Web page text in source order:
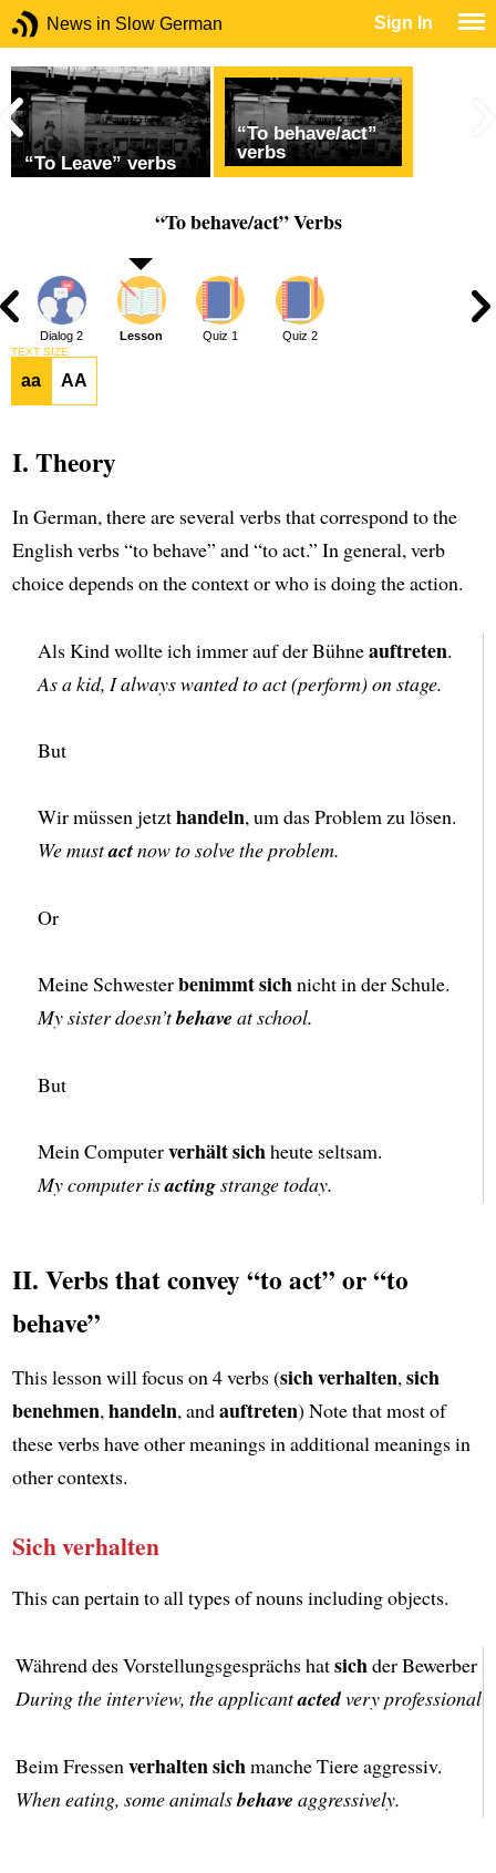
News in Slow German Sign In
“To Leave” verbs
“To behave/act”
verbs
“To behave/act” Verbs
Dialog 2 Lesson Quiz 1 Quiz 2
TEXT SIZE
aa AA
I. Theory
In German, there are several verbs that correspond to the
English verbs “to behave” and “to act.” In general, verb
choice depends on the context or who is doing the action.
Als Kind wollte ich immer auf der Bühneauftreten.
As a kid, I always wanted to act (perform) on stage.
But
Wir müssen jetzthandeln, um das Problem zu lösen.
We mustactnow to solve the problem.
Or
Meine Schwesterbenimmt sichnicht in der Schule.
My sister doesn’tbehave at school.
But
Mein Computerverhält sichheute seltsam.
My computer isactingstrange today.
II. Verbs that convey “to act” or “to
behave”
This lesson will focus on 4 verbs (sich verhalten, sich
benehmen, handeln, andauftreten) Note that most of
these verbs have other meanings in additional meanings in
other contexts.
Sich verhalten
This can pertain to all types of nouns including objects.
Während des Vorstellungsgesprächs hatsichder Bewerber
During the interview, the applicantactedvery
Beim Fressenverhalten sichmanche Tiere aggressiv.
When eating, some animalsbehave aggressively.